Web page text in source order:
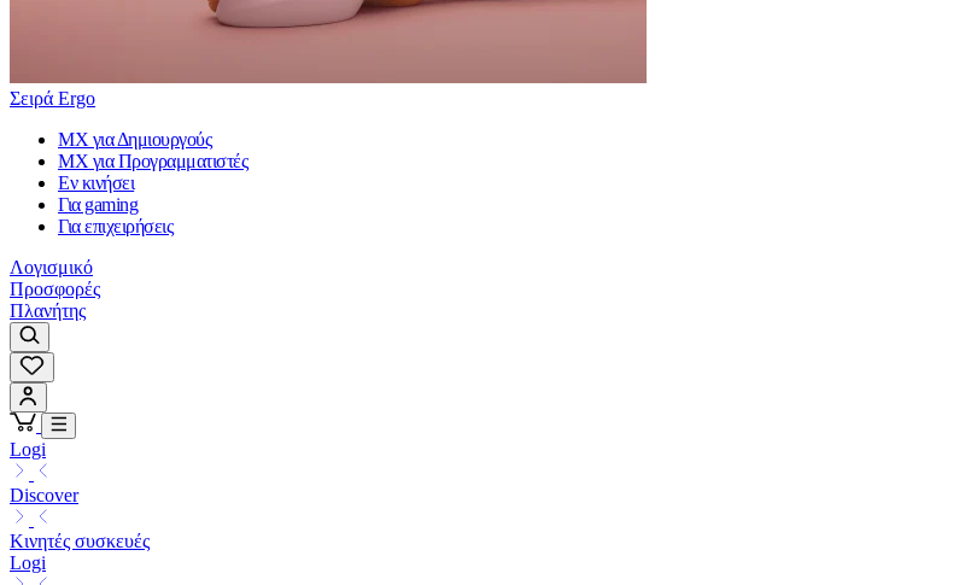
Σειρά Ergo
MX για Δημιουργούς
MX για Προγραμματιστές
Εν κινήσει
Για gaming
Για επιχειρήσεις
Λογισμικό
Προσφορές
Πλανήτης
Logi
Discover
Κινητές συσκευές
Logi